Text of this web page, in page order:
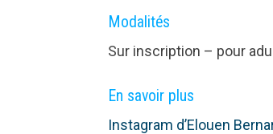
Modalités
Sur inscription – pour
En savoir plus
Instagram d’Elouen